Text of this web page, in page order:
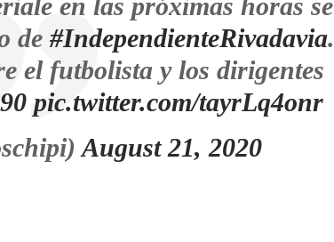
de#IndependienteRivadavia.
el futbolista y los dirigentes
pic.twitter.com/tayrLq4onr
August 21, 2020